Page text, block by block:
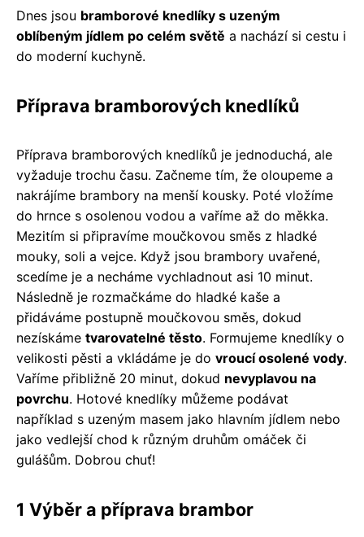
Dnes jsou bramborové knedlíky s uzeným
oblíbeným jídlem po celém světě a nachází si cestu i
do moderní kuchyně.
Příprava bramborových knedlíků
Příprava bramborových knedlíků je jednoduchá, ale
vyžaduje trochu času. Začneme tím, že oloupeme a
nakrájíme brambory na menší kousky. Poté vložíme
do hrnce s osolenou vodou a vaříme až do měkka.
Mezitím si připravíme moučkovou směs z hladké
mouky, soli a vejce. Když jsou brambory uvařené,
scedíme je a necháme vychladnout asi 10 minut.
Následně je rozmačkáme do hladké kaše a
přidáváme postupně moučkovou směs, dokud
nezískáme tvarovatelné těsto. Formujeme knedlíky o
velikosti pěsti a vkládáme je do vroucí osolené vody.
Vaříme přibližně 20 minut, dokud nevyplavou na
povrchu. Hotové knedlíky můžeme podávat
například s uzeným masem jako hlavním jídlem nebo
jako vedlejší chod k různým druhům omáček či
gulášům. Dobrou chuť!
1 Výběr a příprava brambor